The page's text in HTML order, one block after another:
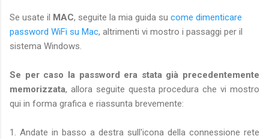
Se usate il MAC, seguite la mia guida su come dimenticare
password WiFi su Mac, altrimenti vi mostro i passaggi per il
sistema Windows.
Se per caso la password era stata già precedentemente
memorizzata, allora seguite questa procedura che vi mostro
qui in forma grafica e riassunta brevemente:
1. Andate in basso a destra sull'icona della connessione rete